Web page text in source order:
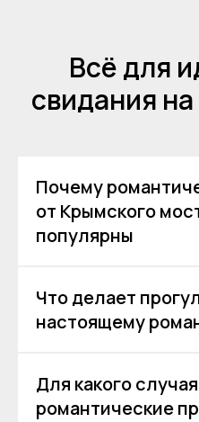
Всё для
свидания
Почему
от Крымского
популярны
Что делает
настоящему
Для какого
романтические